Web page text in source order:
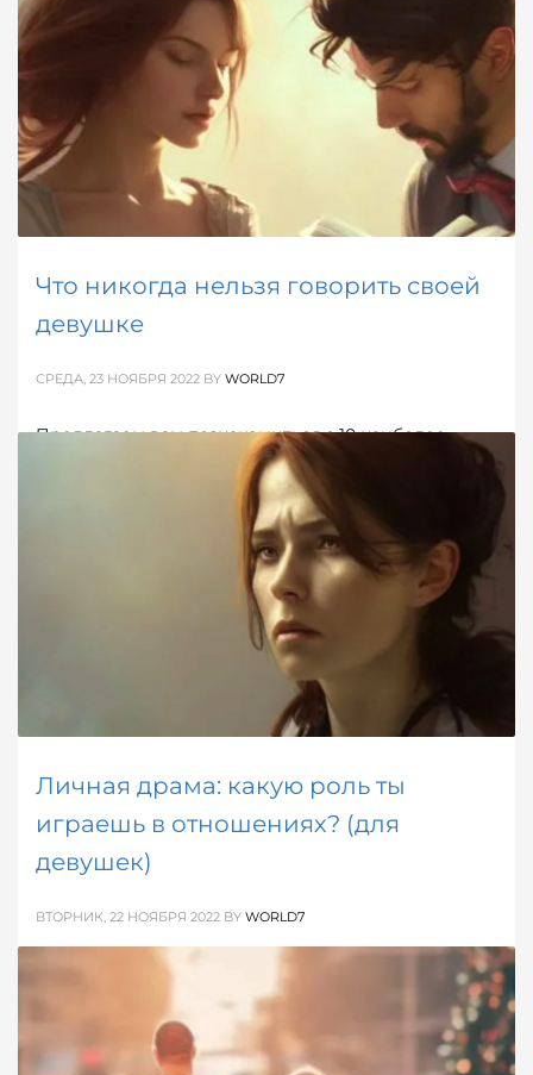
ближайшем рассмотрении подарков. Именно они
способны рассказать о том, кто их сделал, массу
интересных вещей.
ОПУБЛИКОВАНО В ДЕВИЧЬЕ
Что никогда нельзя говорить своей
девушке
СРЕДА, 23 НОЯБРЯ 2022 BY WORLD7
Предлагаем вам познакомиться с 10 наиболее
общими выражениями, которые парни не должны
говорить своим девушкам. Старайтесь избегать их
МУЖСКОЕ,ОБ ОТНОШЕНИЯХ
ОТНОШЕНИЯ
ПСИХОЛОГИЯ
Личная драма: какую роль ты
играешь в отношениях? (для
девушек)
ВТОРНИК, 22 НОЯБРЯ 2022 BY WORLD7
Вспомни свою любимую в детстве историю и
проанализируй с помощью наших подсказок свой
сценарий любви. Какую роль ты привыкла играть в
своих отношениях?